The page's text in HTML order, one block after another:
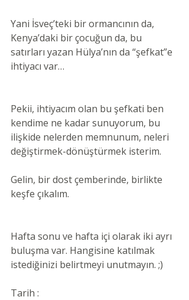
Yani İsveç’teki bir ormancının da,
Kenya’daki bir çocuğun da, bu
satırları yazan Hülya’nın da “şefkat”e
ihtiyacı var…
Pekii, ihtiyacım olan bu şefkati ben
kendime ne kadar sunuyorum, bu
ilişkide nelerden memnunum, neleri
değiştirmek-dönüştürmek isterim.
Gelin, bir dost çemberinde, birlikte
keşfe çıkalım.
Hafta sonu ve hafta içi olarak iki ayrı
buluşma var. Hangisine katılmak
istediğinizi belirtmeyi unutmayın. ;)
Tarih :